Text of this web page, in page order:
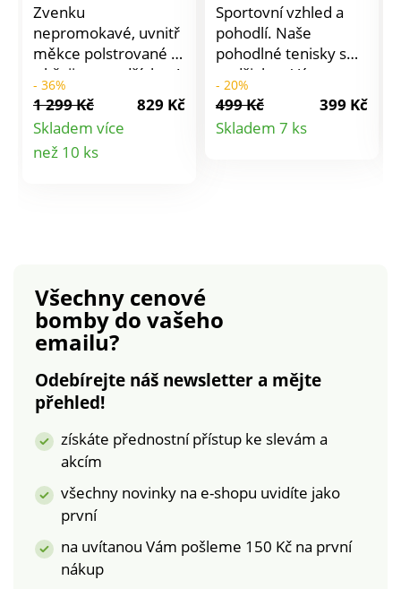
Zvenku
nepromokavé, uvnitř
měkce polstrované a
s hřejivou podšívkou!
Tyto prošívané zimní
boty s lemováním z
umělé kožešiny Vás
ochrání před
podešev zajišťuje
jistotu při chůzi.
Voděodolná tkanina
prodyšné. Skvělé do
zimního počasí.
Postranní zip.
Protiskluzová
podešev.
- 36%
1 299 Kč
829 Kč
Skladem více
než 10 ks
Sportovní vzhled a
pohodlí. Naše
pohodlné tenisky s
podšivkou Vás
přenesou s lehkostí a
jistotou celým
chladným obdobím. V
- 20%
499 Kč
399 Kč
Skladem 7 ks
Detail
Všechny cenové
bombydo vašeho
emailu?
Odebírejte náš newsletter a mějte
přehled!
získáte přednostní přístup ke slevám a
akcím
všechny novinky na e-shopu uvidíte jako
první
na uvítanou Vám pošleme 150 Kč na první
nákup